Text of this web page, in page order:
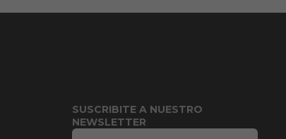
SUSCRIBITE A NUESTRO
NEWSLETTER